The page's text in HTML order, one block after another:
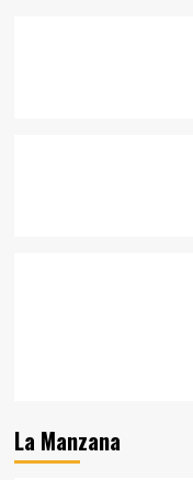
La Manzana